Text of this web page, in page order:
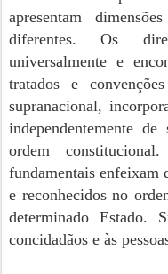
apresentam
diferentes. Os
universalmente e
tratados e
supranacional,
independentemente
ordem
fundamentais enfeixam
e reconhecidos no
determinado Estado.
concidadãos e às